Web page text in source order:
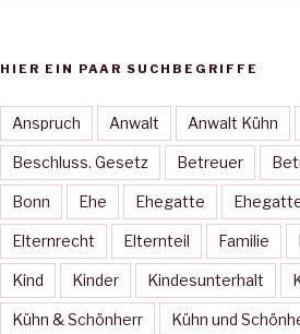
HIER EIN PAAR SUCHBEGRIFFE
Anspruch Anwalt Anwalt Kühn
Beschluss. Gesetz Betreuer
Bonn Ehe Ehegatte
Elternrecht Elternteil Familie
Kind Kinder Kindesunterhalt
Kühn & Schönherr Kühn und